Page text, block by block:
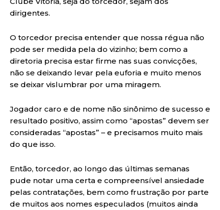
dirigentes.
O torcedor precisa entender que nossa régua não
pode ser medida pela do vizinho; bem como a
diretoria precisa estar firme nas suas convicções,
não se deixando levar pela euforia e muito menos
se deixar vislumbrar por uma miragem.
Jogador caro e de nome não sinônimo de sucesso e
resultado positivo, assim como “apostas” devem ser
consideradas “apostas” – e precisamos muito mais
do que isso.
Então, torcedor, ao longo das últimas semanas
pude notar uma certa e compreensível ansiedade
pelas contratações, bem como frustração por parte
de muitos aos nomes especulados (muitos ainda